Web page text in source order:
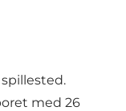
med 26